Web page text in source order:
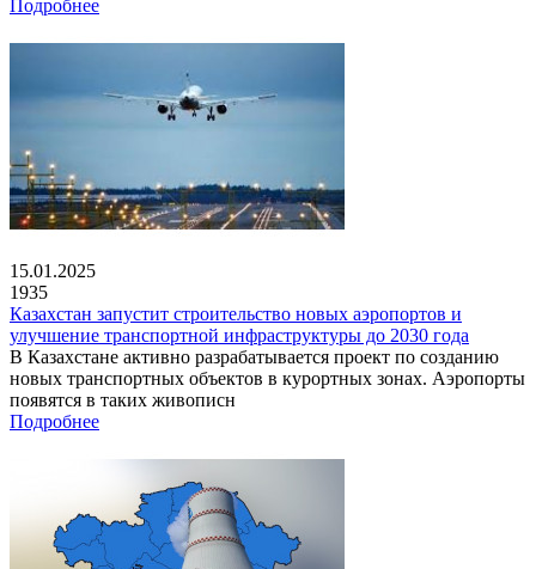
Подробнее
15.01.2025
1935
Казахстан запустит строительство новых аэропортов и
улучшение транспортной инфраструктуры до 2030 года
В Казахстане активно разрабатывается проект по созданию
новых транспортных объектов в курортных зонах. Аэропорты
появятся в таких живописн
Подробнее